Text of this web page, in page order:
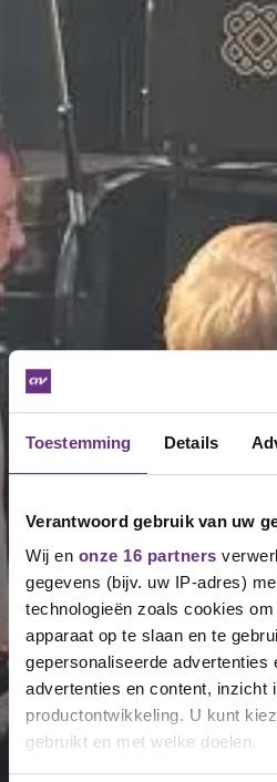
Toestemming Details
Verantwoord gebruik van uw
Wij en onze 16 partners
gegevens (bijv. uw IP-adres)
technologieën zoals cookies
apparaat op te slaan en te
gepersonaliseerde advertenties
advertenties en content, inzicht
productontwikkeling. U kunt
gebruikt en met welke doelen.